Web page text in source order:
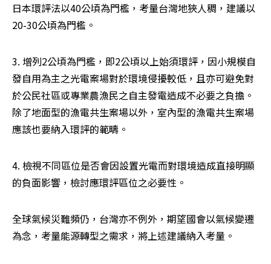
日本環評法以40公頃為門檻，考量台灣地狹人稠，建議以
20-30公頃為門檻。
3. 增列2公頃為門檻，即2公頃以上始須環評，因小規模自
發自用為主之光電案場對於環境侵擾較低，且亦可避免對
於公民社區或專業農漁民之自主發電造成不必要之負擔。
除了地面型的漁電共生案場以外，室內型的漁電共生案場
應該也要納入環評的範疇。
4. 檢視不同區位是否會因設置光電而對環境造成直接明顯
的負面影響，檢討應環評區位之必要性。
全球氣候災難頻仍，台灣亦不例外，期望國會以氣候變遷
為念，考量能源轉型之需求，將上述建議納入考量。